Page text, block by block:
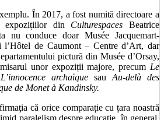
În 2017, a fost numită directoare a
expozițiilor din CulturespacesBeatrice
nu conduce doar Musée Jacquemart-
de Caumont – Centre d’Art, dar
pictură din Musée d’Orsay,
unor expoziții majore, precum Le
archaïque sau Au-delà des
de Monet à Kandinsky.
că orice comparație cu țara noastră
paralelism despre educație, în general,